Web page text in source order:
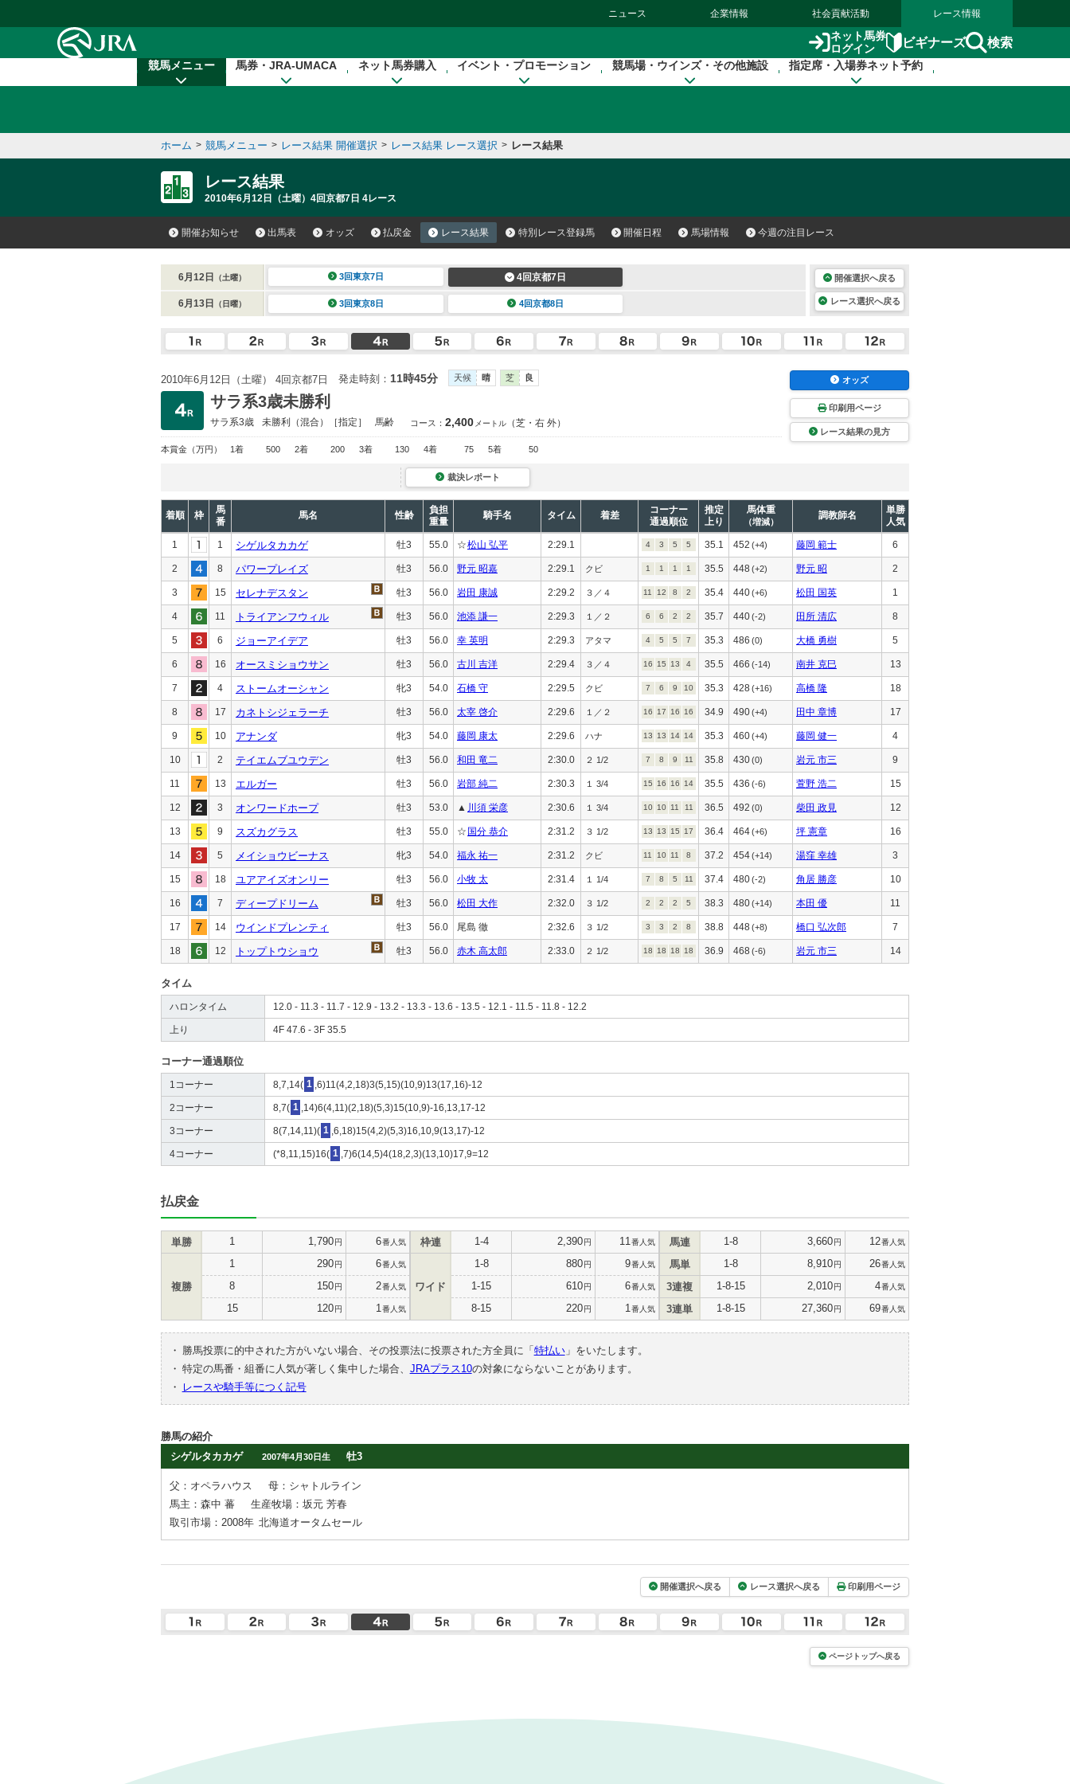
ニュース 企業情報 社会貢献活動 レース情報
ネット馬券
ログイン
ビギナーズ 検索
競馬メニュー 馬券・JRA-UMACA ネット馬券購入 イベント・プロモーション 競馬場・ウインズ・その他施設 指定席・入場券ネット予約
ホーム > 競馬メニュー > レース結果 開催選択 > レース結果 レース選択 > レース結果
レース結果
2010年6月12日（土曜）4回京都7日 4レース
開催お知らせ 出馬表 オッズ 払戻金 レース結果 特別レース登録馬 開催日程 馬場情報 今週の注目レース
6月12日 （土曜） 3回東京7日 4回京都7日
6月13日 （日曜） 3回東京8日 4回京都8日
開催選択へ戻る
レース選択へ戻る
2010年6月12日（土曜） 4回京都7日 発走時刻： 11時45分 天候 晴 芝 良
サラ系3歳未勝利
サラ系3歳 未勝利 （混合）［指定］ 馬齢 コース： 2,400 メートル （芝・右 外）
本賞金 （万円） 1着 500 2着 200 3着 130 4着 75 5着 50
オッズ
印刷用ページ
レース結果の見方
裁決レポート
着順 枠
馬
番
馬名 性齢
負担
重量
騎手名 タイム 着差
コーナー
通過順位
推定
上り
馬体重
（増減）
調教師名
単勝
人気
1 1 シゲルタカカゲ 牡3 55.0 ☆松山 弘平 2:29.1 4 3 5 5 35.1 452 (+4) 藤岡 範士 6
2 8 パワープレイズ 牡3 56.0 野元 昭嘉 2:29.1 クビ 1 1 1 1 35.5 448 (+2) 野元 昭 2
3 15 セレナデスタン 牡3 56.0 岩田 康誠 2:29.2 ３／４ 11 12 8 2 35.4 440(+6) 松田 国英 1
4 11 トライアンフウィル 牡3 56.0 池添 謙一 2:29.3 １／２ 6 6 2 2 35.7 440(-2) 田所 清広 8
5 6 ジョーアイデア 牡3 56.0 幸 英明 2:29.3 アタマ 4 5 5 7 35.3 486 (0) 大橋 勇樹 5
6 16 オースミショウサン 牡3 56.0 古川 吉洋 2:29.4 ３／４ 16 15 13 4 35.5 466 (-14) 南井 克巳 13
7 4 ストームオーシャン 牝3 54.0 石橋 守 2:29.5 クビ 7 6 9 10 35.3 428(+16) 高橋 隆 18
8 17 カネトシジェラーチ 牡3 56.0 太宰 啓介 2:29.6 １／２ 16 17 16 16 34.9 490(+4) 田中 章博 17
9 10 アナンダ 牝3 54.0 藤岡 康太 2:29.6 ハナ 13 13 14 14 35.3 460(+4) 藤岡 健一 4
10 2 テイエムブユウデン 牡3 56.0 和田 竜二 2:30.0 ２ 1/2 7 8 9 11 35.8 430(0) 岩元 市三 9
11 13 エルガー 牡3 56.0 岩部 純二 2:30.3 １ 3/4 15 16 16 14 35.5 436 (-6) 萱野 浩二 15
12 3 オンワードホープ 牡3 53.0 ▲ 川須 栄彦 2:30.6 １ 3/4 10 10 11 11 36.5 492 (0) 柴田 政見 12
13 9 スズカグラス 牡3 55.0 ☆ 国分 恭介 2:31.2 ３ 1/2 13 13 15 17 36.4 464(+6) 坪 憲章 16
14 5 メイショウビーナス 牝3 54.0 福永 祐一 2:31.2 クビ 11 10 11 8 37.2 454(+14) 湯窪 幸雄 3
15 18 ユアアイズオンリー 牡3 56.0 小牧 太 2:31.4 １ 1/4 7 8 5 11 37.4 480(-2) 角居 勝彦 10
16 7 ディープドリーム 牡3 56.0 松田 大作 2:32.0 ３ 1/2 2 2 2 5 38.3 480(+14) 本田 優 11
17 14 ウインドプレンティ 牡3 56.0 尾島 徹 2:32.6 ３ 1/2 3 3 2 8 38.8 448(+8) 橋口 弘次郎 7
18 12 トップトウショウ 牡3 56.0 赤木 高太郎 2:33.0 ２ 1/2 18 18 18 18 36.9 468 (-6) 岩元 市三 14
タイム
ハロンタイム 12.0 - 11.3 - 11.7 - 12.9 - 13.2 - 13.3 - 13.6 - 13.5 - 12.1 - 11.5 - 11.8 - 12.2
上り 4F 47.6 - 3F 35.5
コーナー通過順位
1コーナー 8,7,14( 1 ,6)11(4,2,18)3(5,15)(10,9)13(17,16)-12
2コーナー 8,7( 1 ,14)6(4,11)(2,18)(5,3)15(10,9)-16,13,17-12
3コーナー 8(7,14,11)( 1 ,6,18)15(4,2)(5,3)16,10,9(13,17)-12
4コーナー (*8,11,15)16( 1 ,7)6(14,5)4(18,2,3)(13,10)17,9=12
払戻金
単勝 1 1,790円 6番人気
複勝
1 290円 6番人気
8 150円 2番人気
15 120円 1 番人気
枠連 1-4 2,390円 11 番人気
ワイド
1-8 880円 9番人気
1-15 610円 6番人気
8-15 220円 1 番人気
馬連 1-8 3,660円 12番人気
馬単 1-8 8,910円 26番人気
3連複 1-8-15 2,010円 4番人気
3連単 1-8-15 27,360円 69番人気
・ 勝馬投票に的中された方がいない場合、その投票法に投票された方全員に「 特払い」をいたします。
・ 特定の馬番・組番に人気が著しく集中した場合、 JRAプラス10の対象にならないことがあります。
・
レースや騎手等につく記号
勝馬の紹介
シゲルタカカゲ
2007年4月30日生 牡3
父：オペラハウス
母：シャトルライン
馬主：森中 蕃
生産牧場：坂元 芳春
取引市場：2008年 北海道オータムセール
開催選択へ戻る レース選択へ戻る 印刷用ページ
ページトップへ戻る